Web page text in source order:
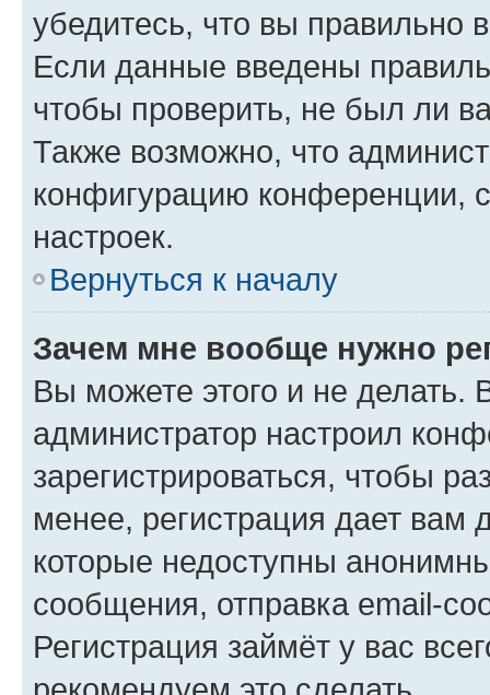
убедитесь, что вы правильно
Если данные введены
чтобы проверить, не был ли
Также возможно, что
конфигурацию конференции,
настроек.
Вернуться к началу
Зачем мне вообще нужно
Вы можете этого и не делать.
администратор настроил
зарегистрироваться, чтобы
менее, регистрация дает вам
которые недоступны
сообщения, отправка email-
Регистрация займёт у вас